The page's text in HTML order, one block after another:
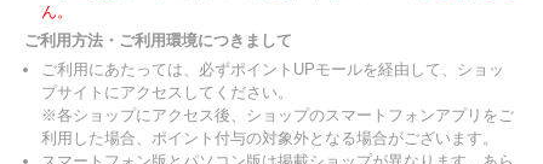
ん。
ご利用方法・ご利用環境につきまして
ご利用にあたっては、必ずポイントUPモールを経由して、ショッ
プサイトにアクセスしてください。
※各ショップにアクセス後、ショップのスマートフォンアプリをご
利用した場合、ポイント付与の対象外となる場合がございます。